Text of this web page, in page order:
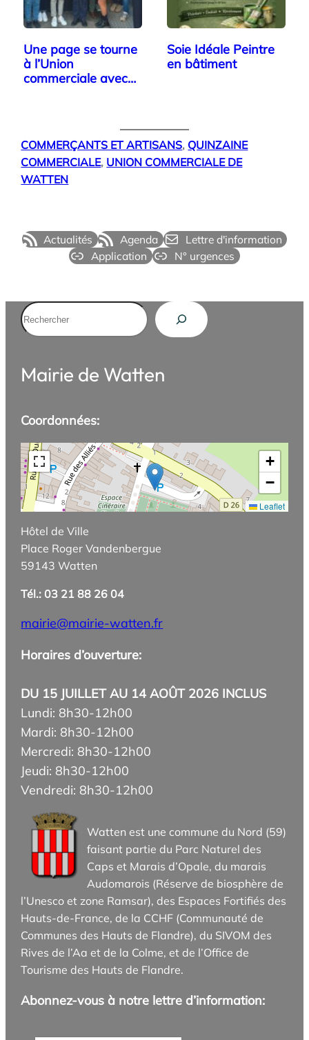
Une page se tourne
à l’Union
commerciale avec
Soie Idéale Peintre
en bâtiment
COMMERÇANTS ET ARTISANS, QUINZAINE
COMMERCIALE, UNION COMMERCIALE DE
WATTEN
Actualités Agenda
Lettre d'information
Application
N° urgences
Rechercher
Mairie de Watten
Coordonnées:
+
−
Leaflet
Hôtel de Ville
Place Roger Vandenbergue
59143 Watten
Tél.: 03 21 88 26 04
mairie@mairie-watten.fr
Horaires d’ouverture:
DU 15 JUILLET AU 14 AOÛT 2026 INCLUS
Lundi: 8h30-12h00
Mardi: 8h30-12h00
Mercredi: 8h30-12h00
Jeudi: 8h30-12h00
Vendredi: 8h30-12h00
Watten est une commune du Nord (59)
faisant partie du Parc Naturel des
Caps et Marais d’Opale, du marais
Audomarois (Réserve de biosphère de
l’Unesco et zone Ramsar), des Espaces Fortifiés des
Hauts-de-France, de la CCHF (Communauté de
Communes des Hauts de Flandre), du SIVOM des
Rives de l’Aa et de la Colme, et de l’Office de
Tourisme des Hauts de Flandre.
Abonnez-vous à notre lettre d’information: